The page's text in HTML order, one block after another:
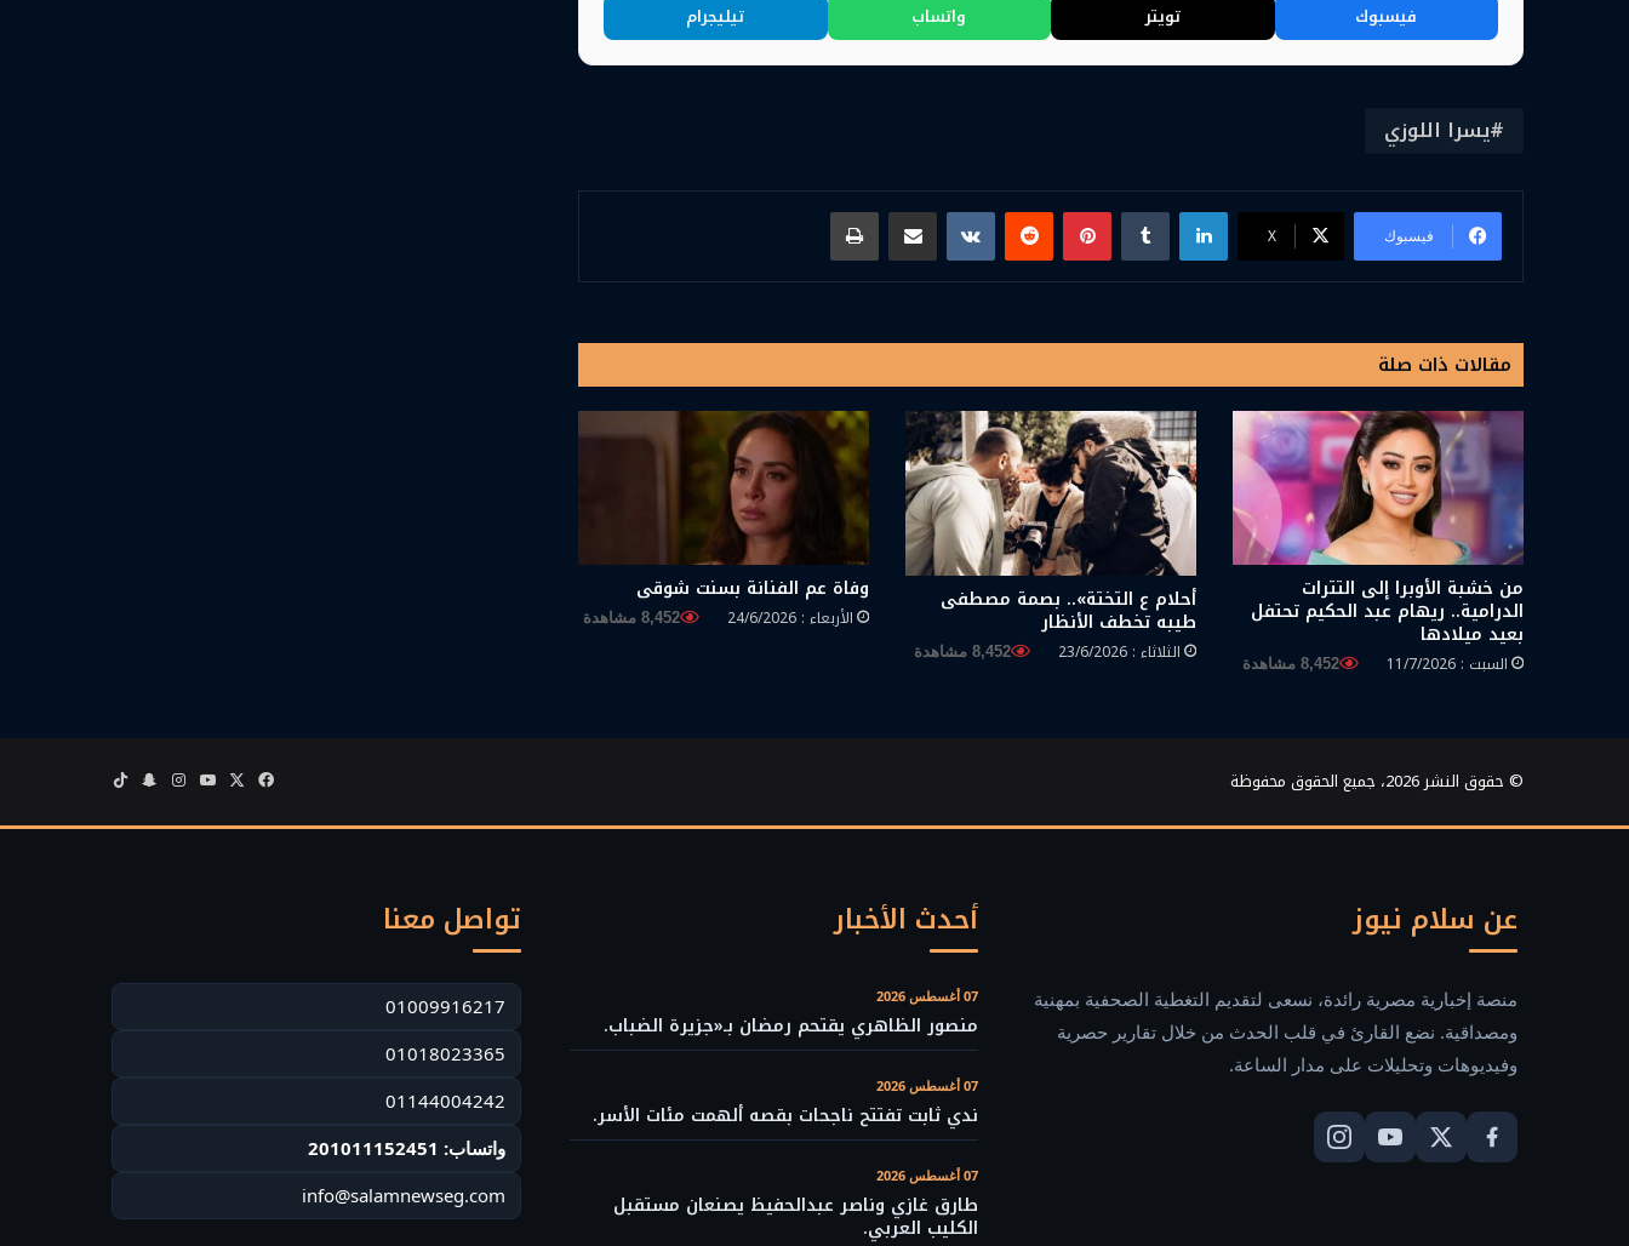
فيسبوك تويتر واتساب تيليجرام
يسرا اللوزي
فيسبوك ‫X
لينكدإن بينتيريست مشاركة عبر البريد طباعة
مقالات ذات صلة
من خشبة الأوبرا إلى التترات
الدرامية.. ريهام عبد الحكيم تحتفل
بعيد ميلادها
السبت : 11/7/2026 8,452 مشاهدة
أحلام ع التختة».. بصمة مصطفى
طيبه تخطف الأنظار
الثلاثاء : 23/6/2026 8,452 مشاهدة
وفاة عم الفنانة بسنت شوقى
الأربعاء : 24/6/2026 8,452 مشاهدة
© حقوق النشر 2026، جميع الحقوق محفوظة فيسبوك‫YouTubeانستقرام
سناب
عن سلام نيوز
منصة إخبارية مصرية رائدة، نسعى لتقديم التغطية الصحفية بمهنية
ومصداقية. نضع القارئ في قلب الحدث من خلال تقارير حصرية
وفيديوهات وتحليلات على مدار الساعة.
أحدث الأخبار
07 أغسطس 2026
منصور الظاهري يقتحم رمضان بـ«جزيرة الضباب.
07 أغسطس 2026
ندي ثابت تفتتح ناجحات بقصه ألهمت مئات الأسر.
07 أغسطس 2026
طارق غازي وناصر عبدالحفيظ يصنعان مستقبل
الكليب العربي.
تواصل معنا
01009916217
01018023365
01144004242
واتساب: 201011152451
info@salamnewseg.com